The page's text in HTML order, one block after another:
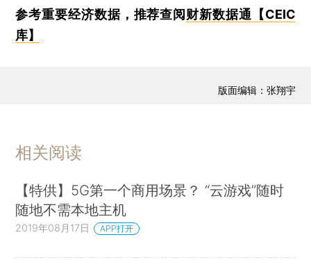
参考重要经济数据，推荐查阅 财新数据通【CEIC
库】
版面编辑：张翔宇
相关阅读
【特供】5G第一个商用场景？ “云游戏”随时
随地不需本地主机
2019年08月17日 APP打开